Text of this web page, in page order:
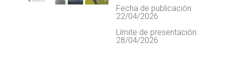
Fecha de publicación:
22/04/2026
Límite de presentación:
28/04/2026